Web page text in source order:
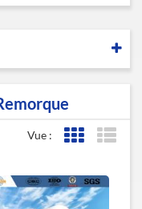
Vue : Affichage